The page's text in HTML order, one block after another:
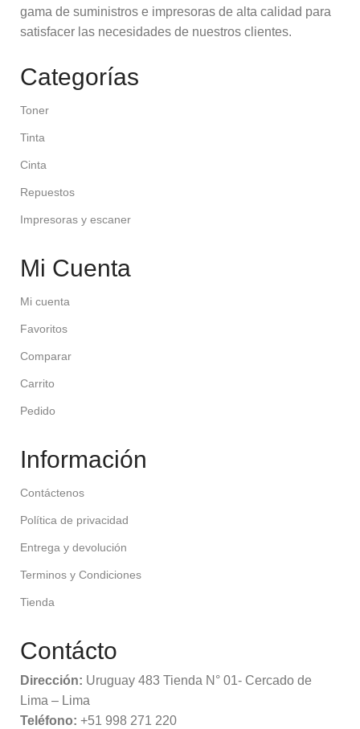
gama de suministros e impresoras de alta calidad para
satisfacer las necesidades de nuestros clientes.
Categorías
Toner
Tinta
Cinta
Repuestos
Impresoras y escaner
Mi Cuenta
Mi cuenta
Favoritos
Comparar
Carrito
Pedido
Información
Contáctenos
Política de privacidad
Entrega y devolución
Terminos y Condiciones
Tienda
Contácto
Dirección: Uruguay 483 Tienda N° 01- Cercado de
Lima – Lima
Teléfono: +51 998 271 220